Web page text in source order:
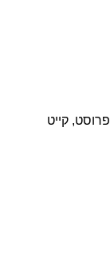
פרוסט, קייט